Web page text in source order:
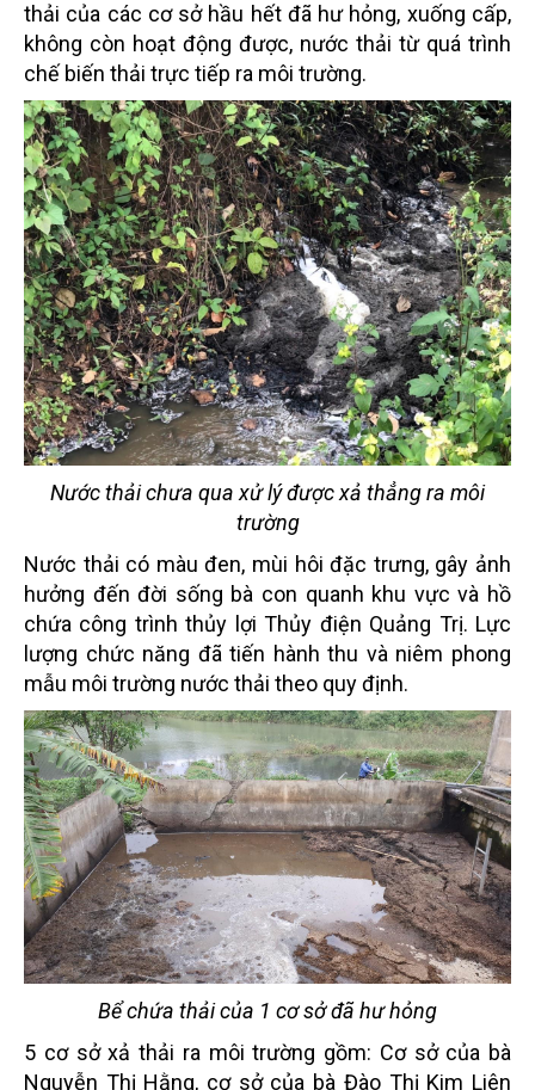
thải của các cơ sở hầu hết đã hư hỏng, xuống cấp,
không còn hoạt động được, nước thải từ quá trình
chế biến thải trực tiếp ra môi trường.
Nước thải chưa qua xử lý được xả thẳng ra môi
trường
Nước thải có màu đen, mùi hôi đặc trưng, gây ảnh
hưởng đến đời sống bà con quanh khu vực và hồ
chứa công trình thủy lợi Thủy điện Quảng Trị. Lực
lượng chức năng đã tiến hành thu và niêm phong
mẫu môi trường nước thải theo quy định.
Bể chứa thải của 1 cơ sở đã hư hỏng
5 cơ sở xả thải ra môi trường gồm: Cơ sở của bà
Nguyễn Thị Hằng, cơ sở của bà Đào Thị Kim Liên